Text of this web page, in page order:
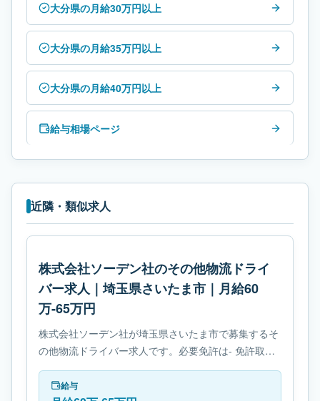
大分県の月給30万円以上
大分県の月給35万円以上
大分県の月給40万円以上
給与相場ページ
近隣・類似求人
株式会社ソーデン社のその他物流ドライ
バー求人｜埼玉県さいたま市｜月給60
万-65万円
株式会社ソーデン社が埼玉県さいたま市で募集するそ
の他物流ドライバー求人です。必要免許は- 免許取得
制度ありです。
給与